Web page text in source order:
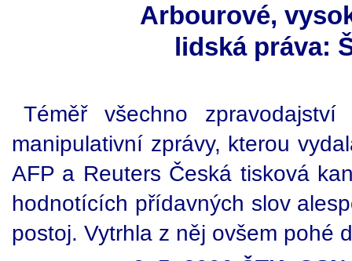
Arbourové,
lidská práva:
Téměř všechno
manipulativní zprávy, kterou
AFP a Reuters Česká tisková
hodnotících přídavných slov
postoj. Vytrhla z něj ovšem pohé